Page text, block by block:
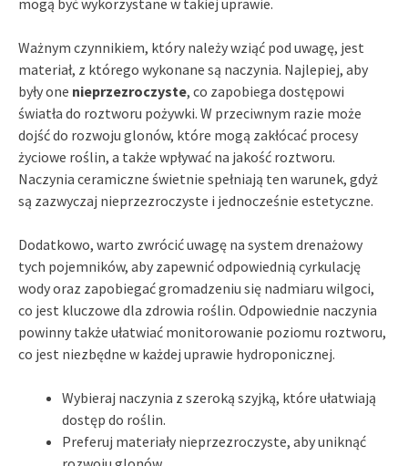
Ważnym czynnikiem, który należy wziąć pod uwagę, jest
materiał, z którego wykonane są naczynia. Najlepiej, aby
były one nieprzezroczyste, co zapobiega dostępowi
światła do roztworu pożywki. W przeciwnym razie może
dojść do rozwoju glonów, które mogą zakłócać procesy
życiowe roślin, a także wpływać na jakość roztworu.
Naczynia ceramiczne świetnie spełniają ten warunek, gdyż
są zazwyczaj nieprzezroczyste i jednocześnie estetyczne.
Dodatkowo, warto zwrócić uwagę na system drenażowy
tych pojemników, aby zapewnić odpowiednią cyrkulację
wody oraz zapobiegać gromadzeniu się nadmiaru wilgoci,
co jest kluczowe dla zdrowia roślin. Odpowiednie naczynia
powinny także ułatwiać monitorowanie poziomu roztworu,
co jest niezbędne w każdej uprawie hydroponicznej.
Wybieraj naczynia z szeroką szyjką, które ułatwiają
dostęp do roślin.
Preferuj materiały nieprzezroczyste, aby uniknąć